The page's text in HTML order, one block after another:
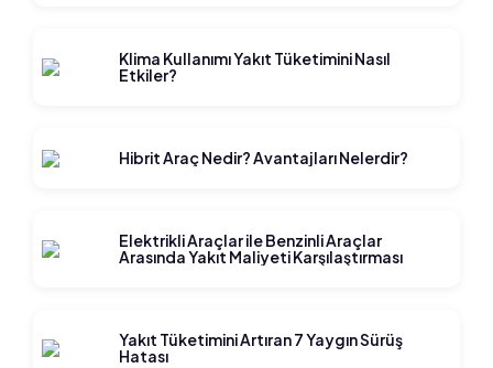
Klima Kullanımı Yakıt Tüketimini Nasıl
Etkiler?
Hibrit Araç Nedir? Avantajları Nelerdir?
Elektrikli Araçlar ile Benzinli Araçlar
Arasında Yakıt Maliyeti Karşılaştırması
Yakıt Tüketimini Artıran 7 Yaygın Sürüş
Hatası